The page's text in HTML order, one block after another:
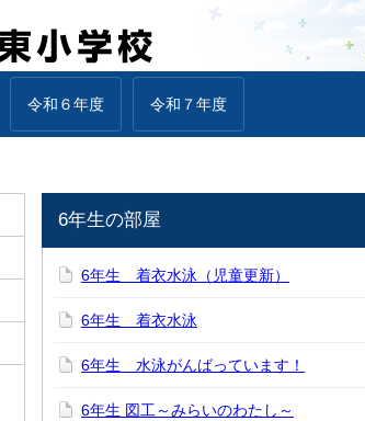
令和６年度 令和７年度
6年生の部屋
6年生 着衣水泳（児童更新）
6年生 着衣水泳
6年生 水泳がんばっています！
6年生 図工～みらいのわたし～